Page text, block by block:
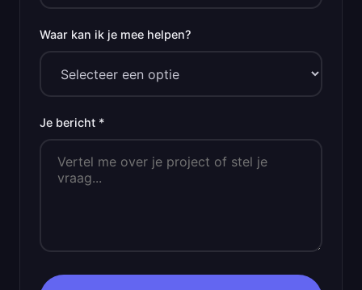
Waar kan ik je mee helpen?
Je bericht *